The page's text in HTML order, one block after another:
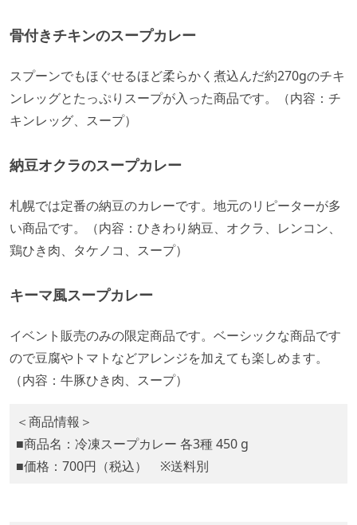
骨付きチキンのスープカレー
スプーンでもほぐせるほど柔らかく煮込んだ約270gのチキ
ンレッグとたっぷりスープが入った商品です。（内容：チ
キンレッグ、スープ）
納豆オクラのスープカレー
札幌では定番の納豆のカレーです。地元のリピーターが多
い商品です。（内容：ひきわり納豆、オクラ、レンコン、
鶏ひき肉、タケノコ、スープ）
キーマ風スープカレー
イベント販売のみの限定商品です。ベーシックな商品です
ので豆腐やトマトなどアレンジを加えても楽しめます。
（内容：牛豚ひき肉、スープ）
＜商品情報＞
■商品名：冷凍スープカレー 各3種 450 g
■価格：700円（税込） ※送料別